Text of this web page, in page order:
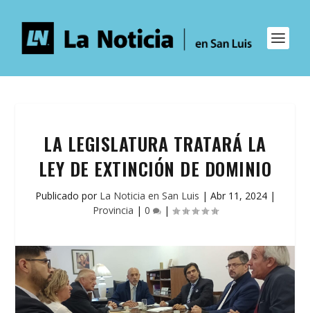
LA LEGISLATURA TRATARÁ LA
LEY DE EXTINCIÓN DE DOMINIO
Publicado por La Noticia en San Luis | Abr 11, 2024|
Provincia | 0 |